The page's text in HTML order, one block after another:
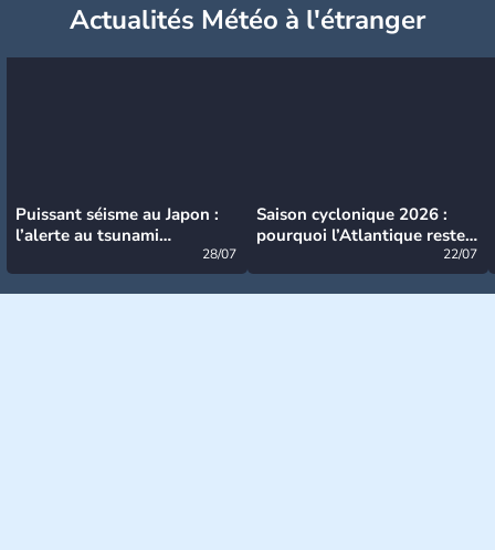
Actualités Météo à l'étranger
Puissant séisme au Japon :
l’alerte au tsunami
28/07
Saison cyclonique 2026 :
pourquoi l’Atlantique reste
22/07